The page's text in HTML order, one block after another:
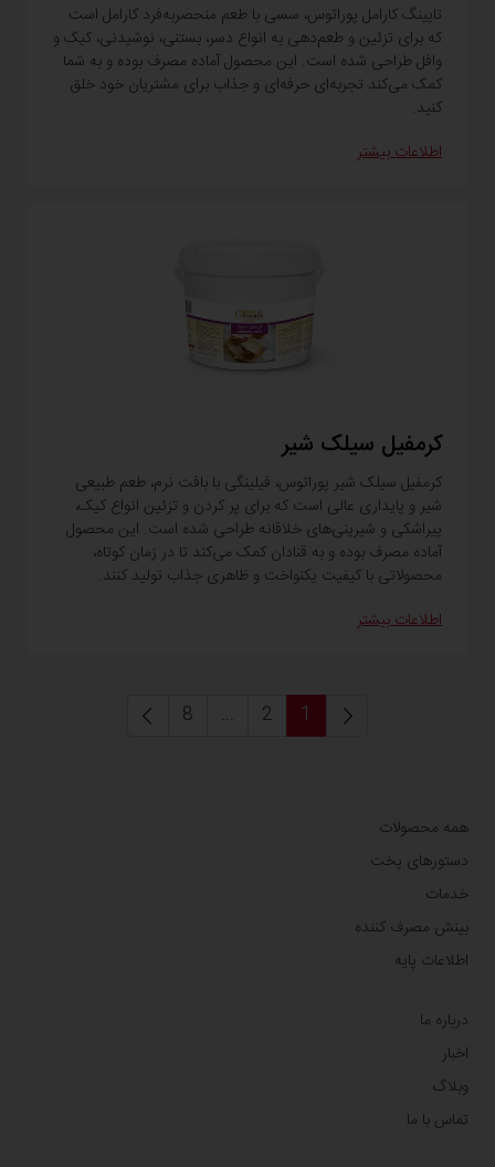
تاپینگ کارامل پوراتوس، سسی با طعم منحصر‌به‌فرد کارامل است
که برای تزئین و طعم‌دهی به انواع دسر، بستنی، نوشیدنی، کیک و
وافل طراحی شده است. این محصول آماده مصرف بوده و به شما
کمک می‌کند تجربه‌ای حرفه‌ای و جذاب برای مشتریان خود خلق
کنید.
اطلاعات بیشتر
کرمفیل سیلک شیر
کرمفیل سیلک شیر پوراتوس، فیلینگی با بافت نرم، طعم طبیعی
شیر و پایداری عالی است که برای پر کردن و تزئین انواع کیک،
پیراشکی و شیرینی‌های خلاقانه طراحی شده است. این محصول
آماده مصرف بوده و به قنادان کمک می‌کند تا در زمان کوتاه،
محصولاتی با کیفیت یکنواخت و ظاهری جذاب تولید کنند.
اطلاعات بیشتر
1
2
...
8
همه محصولات
دستورهای پخت
خدمات
بینش مصرف کننده
اطلاعات پایه
درباره ما
اخبار
وبلاگ
تماس با ما